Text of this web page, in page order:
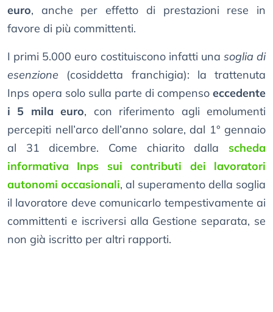
euro, anche per effetto di prestazioni rese in
favore di più committenti.
I primi 5.000 euro costituiscono infatti una soglia di
esenzione (cosiddetta franchigia): la trattenuta
Inps opera solo sulla parte di compenso eccedente
i 5 mila euro, con riferimento agli emolumenti
percepiti nell’arco dell’anno solare, dal 1° gennaio
al 31 dicembre. Come chiarito dalla scheda
informativa Inps sui contributi dei lavoratori
autonomi occasionali, al superamento della soglia
il lavoratore deve comunicarlo tempestivamente ai
committenti e iscriversi alla Gestione separata, se
non già iscritto per altri rapporti.